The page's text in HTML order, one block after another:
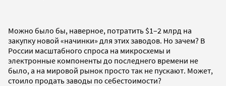
Можно было бы, наверное, потратить $1–2 млрд на
закупку новой «начинки» для этих заводов. Но зачем? В
России масштабного спроса на микросхемы и
электронные компоненты до последнего времени не
было, а на мировой рынок просто так не пускают. Может,
стоило продать заводы по себестоимости?